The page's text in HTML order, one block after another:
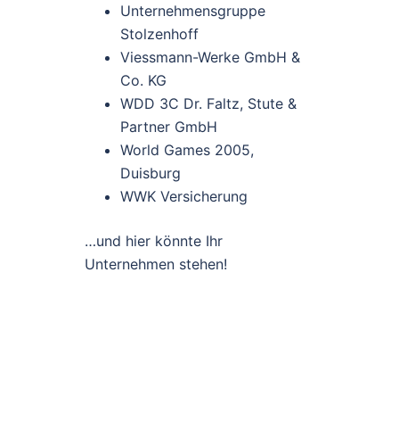
Unternehmensgruppe
Stolzenhoff
Viessmann-Werke GmbH &
Co. KG
WDD 3C Dr. Faltz, Stute &
Partner GmbH
World Games 2005,
Duisburg
WWK Versicherung
…und hier könnte Ihr
Unternehmen stehen!